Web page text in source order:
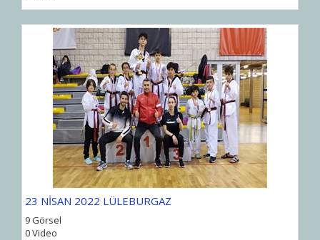
23 NİSAN 2022 LÜLEBURGAZ
9 Görsel
0 Video